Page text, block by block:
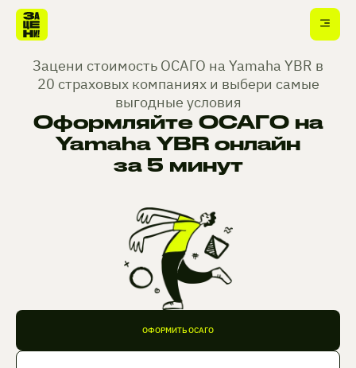
Зацени стоимость ОСАГО на Yamaha YBR в
20 страховых компаниях и выбери самые
выгодные условия
Оформляйте ОСАГО на
Yamaha YBR онлайн
за 5 минут
ОФОРМИТЬ ОСАГО